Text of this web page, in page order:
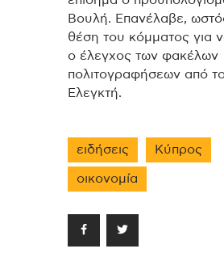
Βουλή. Επανέλαβε,
θέση του κόμματος για
ο έλεγχος των φακέλων
πολιτογραφήσεων από
Ελεγκτή.
ειδήσεις Κύπρος
οικονομία